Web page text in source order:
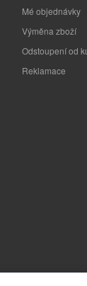
Mé objednávky
Výměna zboží
Odstoupení od
Reklamace